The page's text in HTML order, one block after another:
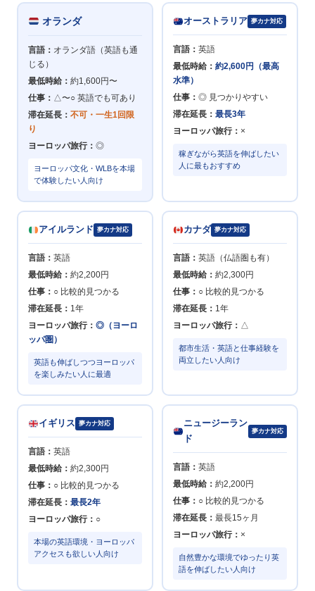
オランダ
言語： オランダ語（英語も通
じる）
最低時給： 約1,600円〜
仕事： △〜○ 英語でも可あり
滞在延長： 不可・一生1回限
り
ヨーロッパ旅行： ◎
ヨーロッパ文化・WLBを本場
で体験したい人向け
オーストラリア 夢カナ対応
言語： 英語
最低時給： 約2,600円（最高
水準）
仕事： ◎ 見つかりやすい
滞在延長： 最長3年
ヨーロッパ旅行： ×
稼ぎながら英語を伸ばしたい
人に最もおすすめ
アイルランド 夢カナ対応
言語： 英語
最低時給： 約2,200円
仕事： ○ 比較的見つかる
滞在延長： 1年
ヨーロッパ旅行： ◎（ヨーロ
ッパ圏）
英語も伸ばしつつヨーロッパ
を楽しみたい人に最適
カナダ 夢カナ対応
言語： 英語（仏語圏も有）
最低時給： 約2,300円
仕事： ○ 比較的見つかる
滞在延長： 1年
ヨーロッパ旅行： △
都市生活・英語と仕事経験を
両立したい人向け
イギリス 夢カナ対応
言語： 英語
最低時給： 約2,300円
仕事： ○ 比較的見つかる
滞在延長： 最長2年
ヨーロッパ旅行： ○
本場の英語環境・ヨーロッパ
アクセスも欲しい人向け
ニュージーラン
ド
夢カナ対応
言語： 英語
最低時給： 約2,200円
仕事： ○ 比較的見つかる
滞在延長： 最長15ヶ月
ヨーロッパ旅行： ×
自然豊かな環境でゆったり英
語を伸ばしたい人向け